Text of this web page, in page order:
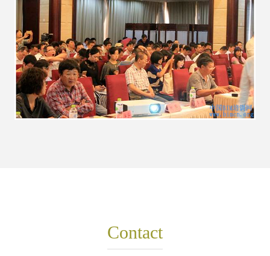
Contact